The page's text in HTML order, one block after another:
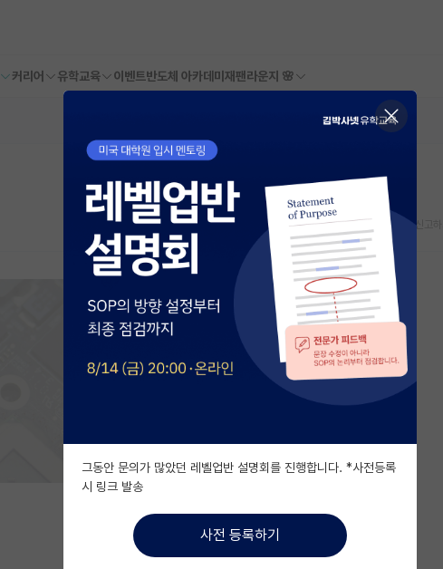
커리어 유학교육 이벤트반도체 아카데미 재팬라운지 🌸
스크랩 신고하
그동안 문의가 많았던 레벨업반 설명회를 진행합니다. *사전등록
시 링크 발송
사전 등록하기